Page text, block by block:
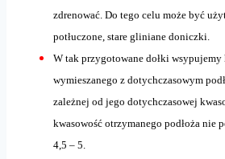
zdrenować. Do tego celu może być
potłuczone, stare gliniane doniczki.
W tak przygotowane dołki wsypujemy
wymieszanego z dotychczasowym
zależnej od jego dotychczasowej
kwasowość otrzymanego podłoża nie
4,5 – 5.